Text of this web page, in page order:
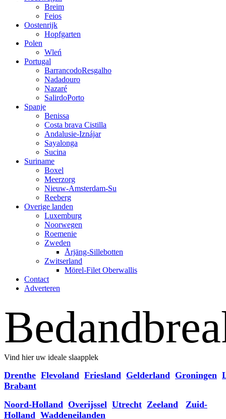
Breim
Feios
Oostenrijk
Hopfgarten
Polen
Wleń
Portugal
BarrancodoResgalho
Nadadouro
Nazaré
SalirdoPorto
Spanje
Benissa
Costa brava Cistilla
Andalusie-Iznájar
Sayalonga
Sucina
Suriname
Boxel
Meerzorg
Nieuw-Amsterdam-Su
Reeberg
Overige landen
Luxemburg
Noorwegen
Roemenie
Zweden
Årjäng-Sillebotten
Zwitserland
Mörel-Filet Oberwallis
Contact
Adverteren
Vind hier uw ideale slaapplek
Drenthe Flevoland Friesland Gelderland Groningen
Brabant
Noord-Holland Overijssel Utrecht Zeeland
Zuid-
Holland Waddeneilanden